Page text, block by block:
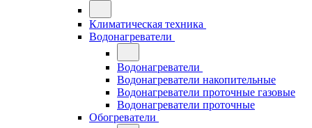
Климатическая техника
Водонагреватели
Водонагреватели
Водонагреватели накопительные
Водонагреватели проточные газовые
Водонагреватели проточные
Обогреватели